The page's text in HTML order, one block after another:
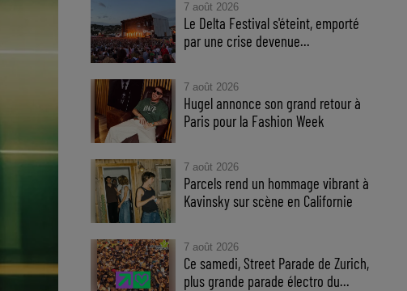
7 août 2026
Le Delta Festival s'éteint, emporté
par une crise devenue...
7 août 2026
Hugel annonce son grand retour à
Paris pour la Fashion Week
7 août 2026
Parcels rend un hommage vibrant à
Kavinsky sur scène en Californie
7 août 2026
Ce samedi, Street Parade de Zurich,
plus grande parade électro du...